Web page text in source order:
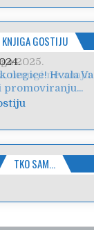
KNJIGA GOSTIJU
Hvala
promoviranju...
TKO SAM…